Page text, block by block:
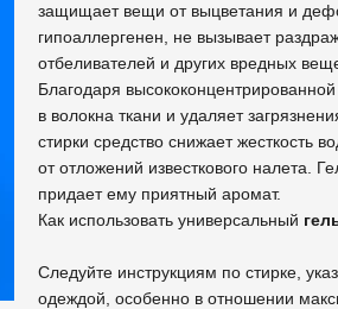
защищает вещи от выцветания и
гипоаллергенен, не вызывает
отбеливателей и других вредных
Благодаря
в волокна ткани и удаляет
стирки средство снижает
от отложений известкового налета.
придает ему приятный аромат.
Как использовать универсальный
Следуйте инструкциям по стирке,
одеждой, особенно в отношении